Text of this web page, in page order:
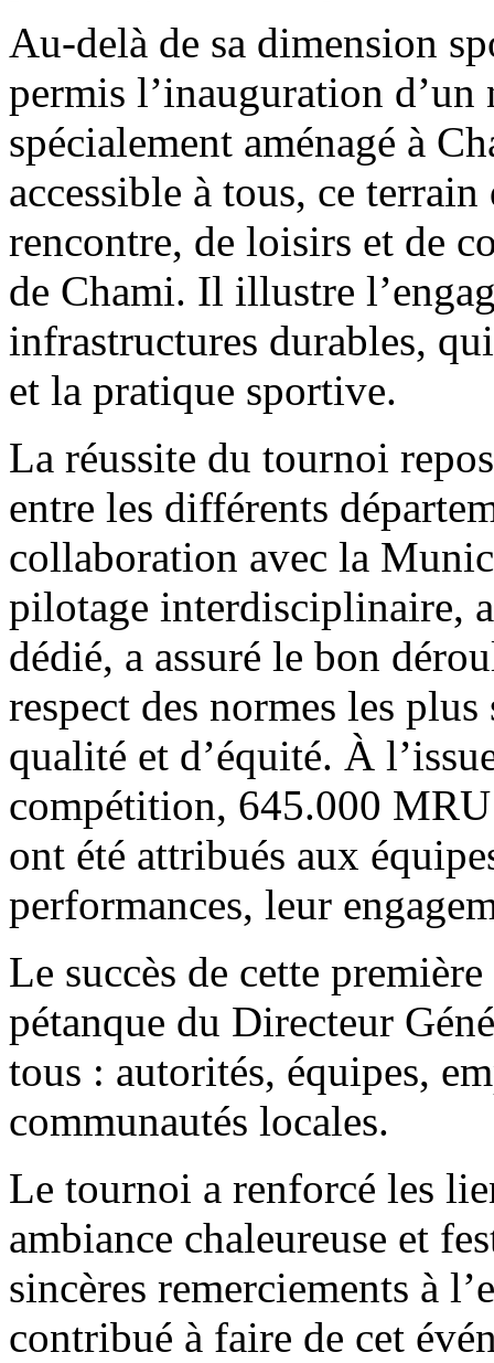
Au-delà de sa dimension
permis l’inauguration d’un
spécialement aménagé à
accessible à tous, ce
rencontre, de loisirs et de
de Chami. Il illustre
infrastructures durables,
et la pratique sportive.
La réussite du tournoi
entre les différents
collaboration avec la
pilotage interdisciplinaire,
dédié, a assuré le bon
respect des normes les
qualité et d’équité. À
compétition, 645.000 MRU
ont été attribués aux
performances, leur
Le succès de cette
pétanque du Directeur
tous : autorités, équipes,
communautés locales.
Le tournoi a renforcé les
ambiance chaleureuse et
sincères remerciements à
contribué à faire de cet